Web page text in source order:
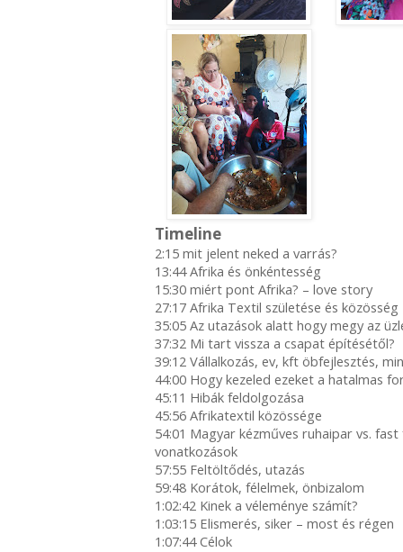
Timeline
2:15 mit jelent neked a varrás?
13:44 Afrika és önkéntesség
15:30 miért pont Afrika? – love story
27:17 Afrika Textil születése és közösség
35:05 Az utazások alatt hogy megy az
37:32 Mi tart vissza a csapat építésétől?
39:12 Vállalkozás, ev, kft öbfejlesztés,
44:00 Hogy kezeled ezeket a hatalmas
45:11 Hibák feldolgozása
45:56 Afrikatextil közössége
54:01 Magyar kézműves ruhaipar vs.
vonatkozások
57:55 Feltöltődés, utazás
59:48 Korátok, félelmek, önbizalom
1:02:42 Kinek a véleménye számít?
1:03:15 Elismerés, siker – most és régen
1:07:44 Célok